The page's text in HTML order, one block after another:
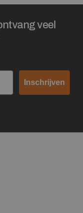
veel
Inschrijven